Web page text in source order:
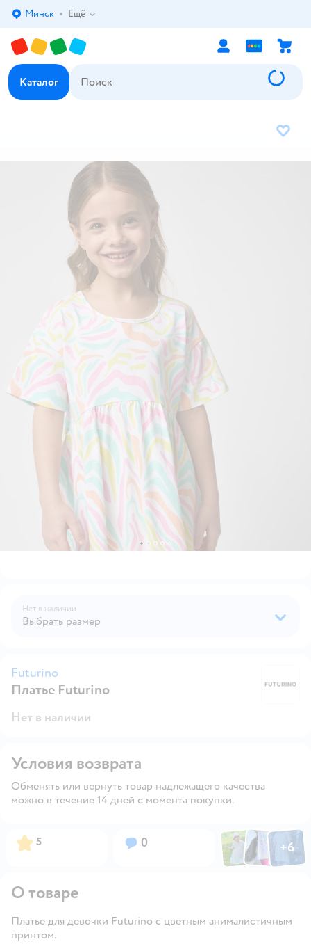
Выбор адреса доставки.
Минск Ещё
Каталог
В
Нет в наличии
Выбрать размер
Futurino
Платье Futurino
Нет в наличии
Условия возврата
Обменять или вернуть товар надлежащего качества
можно в течение 14 дней с момента покупки.
Рейтинг:
5 Вопросов:
0 ФотоФотоФото
+6
Открыть
О товаре
Платье для девочки Futurino с цветным анималистичным
принтом.